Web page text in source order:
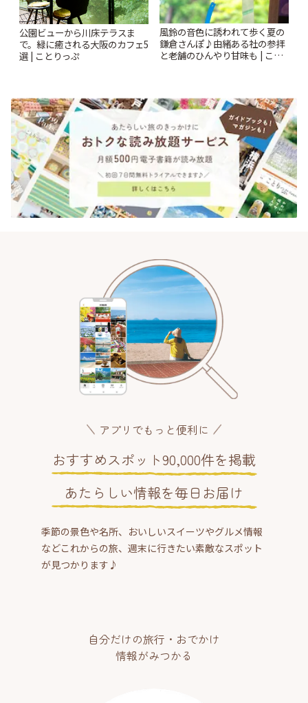
公園ビューから川床テラスま
で。緑に癒される大阪のカフェ5
選 | ことりっぷ
風鈴の音色に誘われて歩く夏の
鎌倉さんぽ♪由緒ある社の参拝
と老舗のひんやり甘味も | こと
アプリでもっと便利に
おすすめスポット90,000件を掲載
あたらしい情報を毎日お届け
季節の景色や名所、おいしいスイーツやグルメ情報
などこれからの旅、週末に行きたい素敵なスポット
が見つかります♪
自分だけの旅行・おでかけ
情報がみつかる